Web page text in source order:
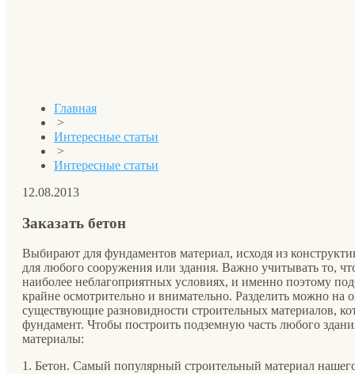
Главная
>
Интересные статьи
>
Интересные статьи
12.08.2013
Заказать бетон
Выбирают для фундаментов материал, исходя из
для любого сооружения или здания. Важно учитывать то,
наиболее неблагоприятных условиях, и именно поэтому
крайне осмотрительно и внимательно. Разделить можно на
существующие разновидности строительных материалов,
фундамент. Чтобы построить подземную часть любого
материалы:
1. Бетон. Самый популярный строительный материал